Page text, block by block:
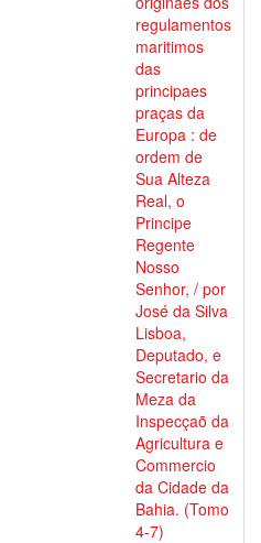
regulamentos
maritimos
das
principaes
praças da
Europa : de
ordem de
Sua Alteza
Real, o
Principe
Regente
Nosso
Senhor, / por
José da Silva
Lisboa,
Deputado, e
Secretario da
Meza da
Inspecçaõ da
Agricultura e
Commercio
da Cidade da
Bahia. (Tomo
4-7)